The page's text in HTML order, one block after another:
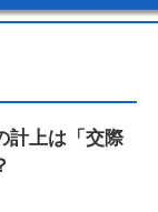
計上は「交際